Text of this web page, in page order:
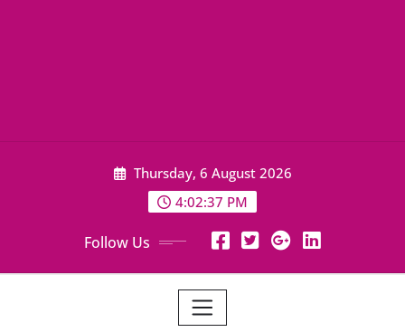
Thursday, 6 August 2026
4:02:38 PM
Follow Us